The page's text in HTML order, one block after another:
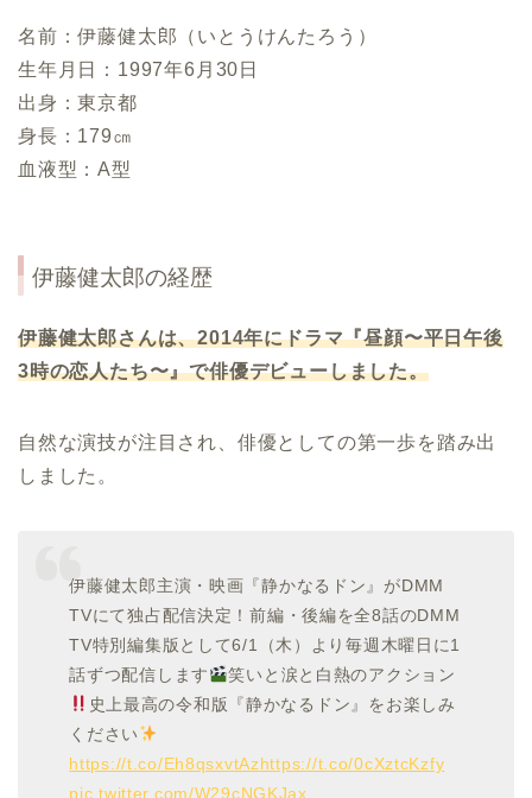
名前：伊藤健太郎（いとうけんたろう）
生年月日：1997年6月30日
出身：東京都
身長：179㎝
血液型：A型
伊藤健太郎の経歴
伊藤健太郎さんは、2014年にドラマ『昼顔〜平日午後
3時の恋人たち〜』で俳優デビューしました。
自然な演技が注目され、俳優としての第一歩を踏み出
しました。
伊藤健太郎主演・映画『静かなるドン』がDMM
TVにて独占配信決定！前編・後編を全8話のDMM
TV特別編集版として6/1（木）より毎週木曜日に1
話ずつ配信します
笑いと涙と白熱のアクション
史上最高の令和版『静かなるドン』をお楽しみ
ください
https://t.co/Eh8qsxvtAzhttps://t.co/0cXztcKzfy
pic.twitter.com/W29cNGKJax